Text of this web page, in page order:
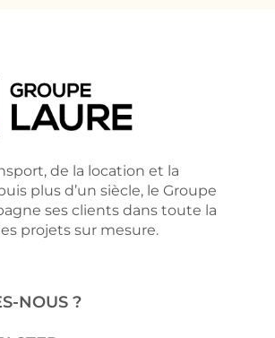
de la location et la
plus d’un siècle, le Groupe
ses clients dans toute la
projets sur mesure.
NOUS ?